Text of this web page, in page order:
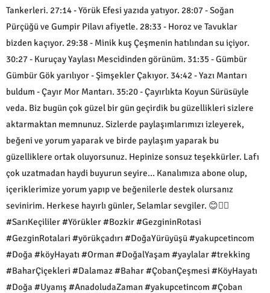
Tankerleri. 27:14 - Yörük Efesi yazıda yatıyor. 28:07 - Soğan
Pürçüğü ve Gumpir Pilavı afiyetle. 28:33 - Horoz ve Tavuklar
bizden kaçıyor. 29:38 - Minik kuş Çeşmenin hatılından su içiyor.
30:27 - Kuruçay Yaylası Mescidinden görünüm. 31:35 - Gümbür
Gümbür Gök yarılıyor - Şimşekler Çakıyor. 34:42 - Yazı Mantarı
buldum - Çayır Mor Mantarı. 35:20 - Çayırlıkta Koyun Sürüsüyle
veda. Biz bugün çok güzel bir gün geçirdik bu güzellikleri sizlere
aktarmaktan memnunuz. Sizlerde paylaşımlarımızı izleyerek,
beğeni ve yorum yaparak ve birde paylaşım yaparak bu
güzelliklere ortak oluyorsunuz. Hepinize sonsuz teşekkürler. Lafı
çok uzatmadan haydi buyurun seyire... Kanalımıza abone olup,
içeriklerimize yorum yapıp ve beğenilerle destek olursanız
sevinirim. Herkese hayırlı günler, Selamlar sevgiler. 😊🙋‍♂️
#SarıKeçililer #Yörükler #Bozkir #GezgininRotasi
#GezginRotalari #yörükçadırı #DoğaYürüyüşü #yakupcetincom
#Doğa #köyHayatı #Orman #DoğalYaşam #yaylalar #trekking
#BaharÇiçekleri #Dalamaz #Bahar #ÇobanÇeşmesi #KöyHayatı
#Doğa #Uyanış #AnadoludaZaman #yakupcetincom #Çoban